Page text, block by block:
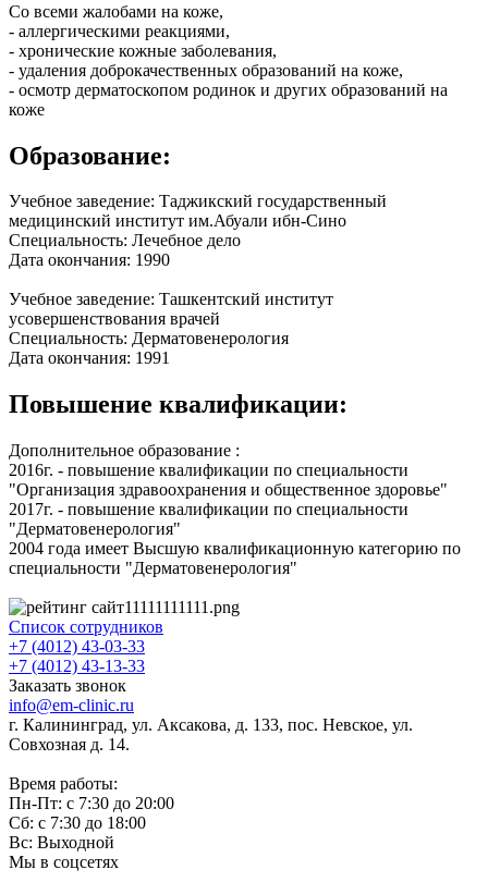
Со всеми жалобами на коже,
- аллергическими реакциями,
- хронические кожные заболевания,
- удаления доброкачественных образований на коже,
- осмотр дерматоскопом родинок и других образований на
коже
Образование:
Учебное заведение: Таджикский государственный
медицинский институт им.Абуали ибн-Сино
Специальность: Лечебное дело
Дата окончания: 1990
Учебное заведение: Ташкентский институт
усовершенствования врачей
Специальность: Дерматовенерология
Дата окончания: 1991
Повышение квалификации:
Дополнительное образование :
2016г. - повышение квалификации по специальности
"Организация здравоохранения и общественное здоровье"
2017г. - повышение квалификации по специальности
"Дерматовенерология"
2004 года имеет Высшую квалификационную категорию по
специальности "Дерматовенерология"
Список сотрудников
+7 (4012) 43-03-33
+7 (4012) 43-13-33
Заказать звонок
info@em-clinic.ru
г. Калининград, ул. Аксакова, д. 133, пос. Невское, ул.
Совхозная д. 14.
Время работы:
Пн-Пт: с 7:30 до 20:00
Сб: с 7:30 до 18:00
Вс: Выходной
Мы в соцсетях